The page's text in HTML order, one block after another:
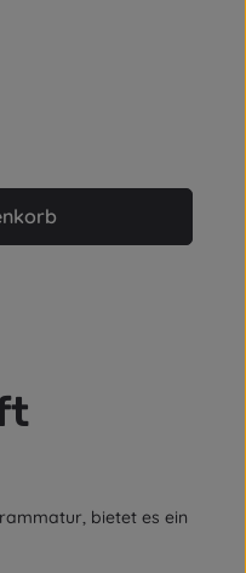
ein oder
, bietet es ein